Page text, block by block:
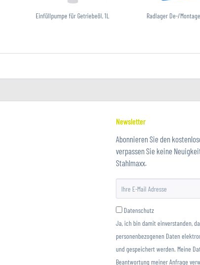
Einfüllpumpe für Getriebeöl, 1L Radlager De-/
Newsletter
Abonnieren Sie den
verpassen Sie keine
Stahlmaxx.
Datenschutz
Ja, ich bin damit einverstanden,
personenbezogenen Daten
und gespeichert werden. Meine
Beantwortung meiner Anfrage